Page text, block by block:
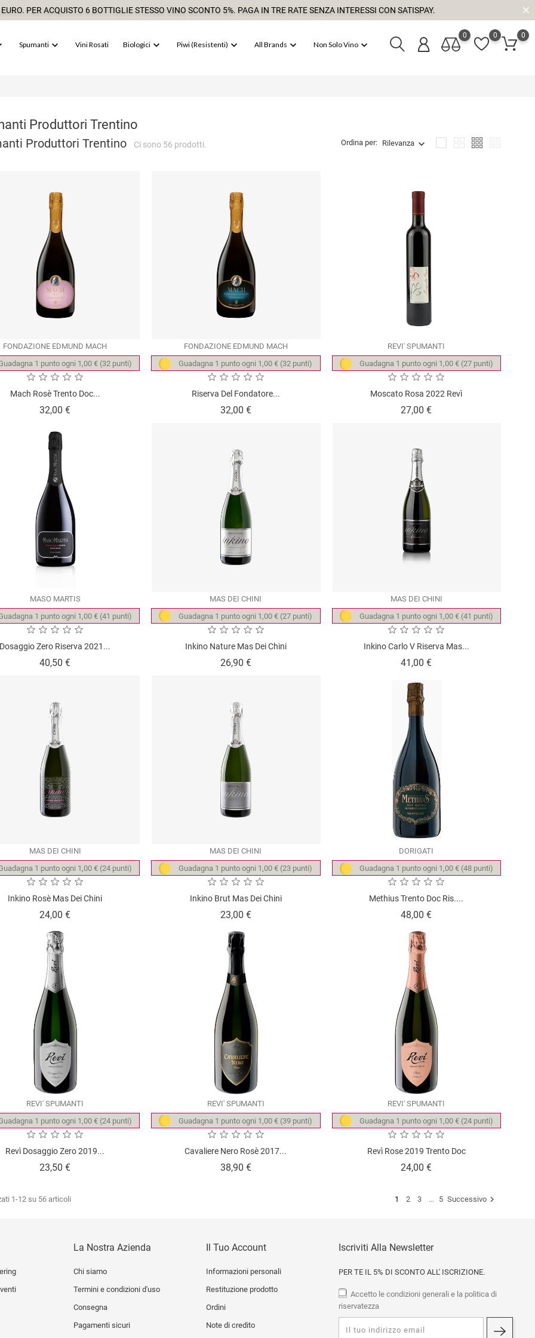
PER ACQUISTO 6 BOTTIGLIE STESSO VINO SCONTO 5%. PAGA IN TRE RATE SENZA INTERESSI CON SATISPAY.
Spumanti Vini Rosati Biologici Piwi (resistenti)  All Brands  Non Solo Vino
0
0
0
Produttori Trentino
Produttori Trentino Ci sono 56 prodotti. Ordina per: Rilevanza
FONDAZIONE EDMUND MACH
1 punto ogni 1,00 € (32 punti)
Mach Rosè Trento Doc...
32,00 €Prezzo
FONDAZIONE EDMUND MACH
Guadagna 1 punto ogni 1,00 € (32 punti)
Riserva Del Fondatore...
32,00 €Prezzo
REVI' SPUMANTI
Guadagna 1 punto ogni 1,00 € (27 punti)
Moscato Rosa 2022 Revì
27,00 €Prezzo
MASO MARTIS
1 punto ogni 1,00 € (41 punti)
Dosaggio Zero Riserva 2021...
40,50 €Prezzo
MAS DEI CHINI
Guadagna 1 punto ogni 1,00 € (27 punti)
Inkino Nature Mas Dei Chini
26,90 €Prezzo
MAS DEI CHINI
Guadagna 1 punto ogni 1,00 € (41 punti)
Inkino Carlo V Riserva Mas...
41,00 €Prezzo
MAS DEI CHINI
1 punto ogni 1,00 € (24 punti)
Inkino Rosè Mas Dei Chini
24,00 €Prezzo
MAS DEI CHINI
Guadagna 1 punto ogni 1,00 € (23 punti)
Inkino Brut Mas Dei Chini
23,00 €Prezzo
DORIGATI
Guadagna 1 punto ogni 1,00 € (48 punti)
Methius Trento Doc Ris....
48,00 €Prezzo
REVI' SPUMANTI
1 punto ogni 1,00 € (24 punti)
Revì Dosaggio Zero 2019...
23,50 €Prezzo
REVI' SPUMANTI
Guadagna 1 punto ogni 1,00 € (39 punti)
Cavaliere Nero Rosè 2017...
38,90 €Prezzo
REVI' SPUMANTI
Guadagna 1 punto ogni 1,00 € (24 punti)
Revì Rose 2019 Trento Doc
24,00 €Prezzo
1-12 su 56 articoli 1 2 3 … 5 Successivo 
La Nostra Azienda
Chi siamo
Termini e condizioni d'uso
Consegna
Pagamenti sicuri
Il Tuo Account
Informazioni personali
Restituzione prodotto
Ordini
Note di credito
Iscriviti Alla Newsletter
PER TE IL 5% DI SCONTO ALL' ISCRIZIONE.
Accetto le condizioni generali e la politica di
riservatezza